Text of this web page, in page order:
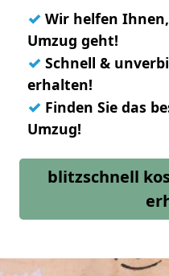
✓ Wir helfen
Umzug geht!
✓ Schnell &
erhalten!
✓ Finden Sie das
Umzug!
blitzschnell